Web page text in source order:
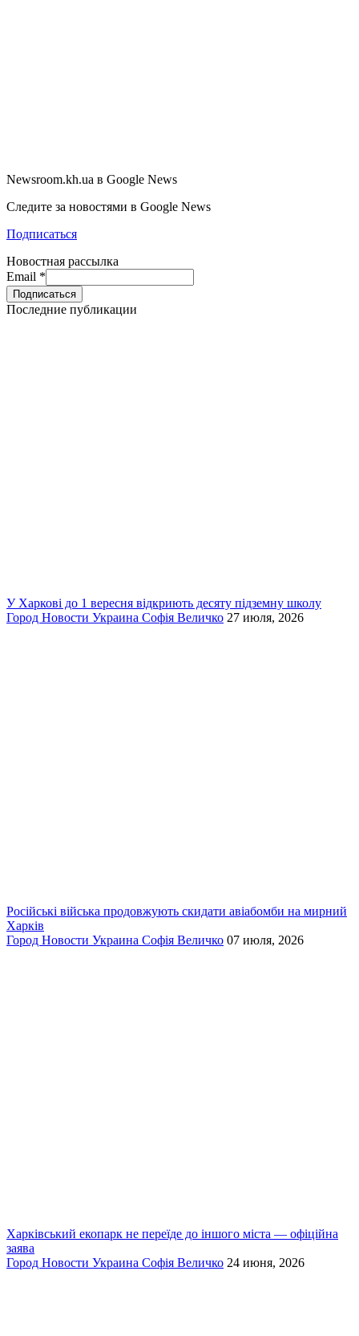
Newsroom.kh.ua в Google News
Следите за новостями в Google News
Подписаться
Новостная рассылка
Email *
Последние публикации
У Харкові до 1 вересня відкриють десяту підземну школу
Город Новости Украина Софія Величко 27 июля, 2026
Російські війська продовжують скидати авіабомби на мирний
Харків
Город Новости Украина Софія Величко 07 июля, 2026
Харківський екопарк не переїде до іншого міста — офіційна
заява
Город Новости Украина Софія Величко 24 июня, 2026